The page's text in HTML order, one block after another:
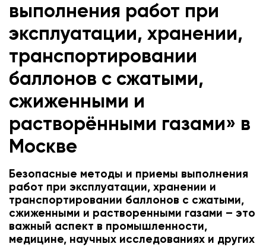
выполнения работ при
эксплуатации, хранении,
транспортировании
баллонов с сжатыми,
сжиженными и
растворёнными газами» в
Москве
Безопасные методы и приемы выполнения
работ при эксплуатации, хранении и
транспортировании баллонов с сжатыми,
сжиженными и растворенными газами – это
важный аспект в промышленности,
медицине, научных исследованиях и других